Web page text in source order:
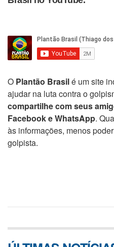
O Plantão Brasilé um site
ajudar na luta contra o
compartilhe com seus
Facebook e WhatsApp.
às informações, menos
golpista.